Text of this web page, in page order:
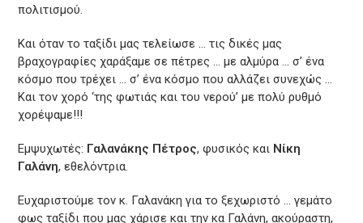
πολιτισμού.
Και όταν το ταξίδι μας τελείωσε … τις δικές μας
βραχογραφίες χαράξαμε σε πέτρες … με αλμύρα … σ’ ένα
κόσμο που τρέχει … σ’ ένα κόσμο που αλλάζει συνεχώς …
Και τον χορό ‘της φωτιάς και του νερού’ με πολύ ρυθμό
χορέψαμε!!!
Εμψυχωτές: Γαλανάκης Πέτρος, φυσικός και Νίκη
Γαλάνη, εθελόντρια.
Ευχαριστούμε τον κ. Γαλανάκη για το ξεχωριστό … γεμάτο
φως ταξίδι που μας χάρισε και την κα Γαλάνη, ακούραστη,